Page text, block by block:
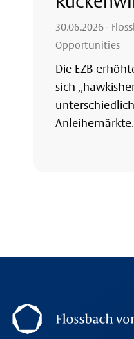
30.06.2026-
Opportunities
Die EZB
sich
Anleihemärkte.
Footer